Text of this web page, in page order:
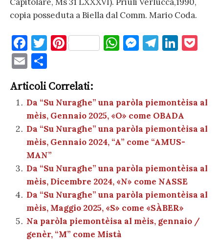
copia posseduta a Biella dal Comm. Mario Coda.
F
a
c
e
b
o
o
k
T
te
r
Pi
es
t
W
A
p
p
M
g
er
T
a
m
Li
dI
n
et
E
m
ai
l
n
di
vi
di
Articoli Correlati:
Da “Su Nuraghe” una paròla piemontèisa al
mèis, Gennaio 2025, «O» come OBADA
Da “Su Nuraghe” una paròla piemontèisa al
mèis, Gennaio 2024, “A” come “AMUS-
MAN”
Da “Su Nuraghe” una paròla piemontèisa al
mèis, Dicembre 2024, «N» come NASSE
Da “Su Nuraghe” una paròla piemontèisa al
mèis, Maggio 2025, «S» come «SÀBER»
Na paròla piemontèisa al mèis, gennaio /
genèr, “M” come Mistà